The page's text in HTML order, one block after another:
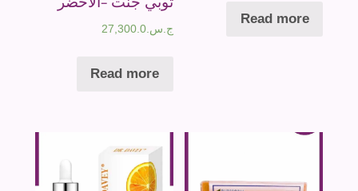
Read more
ج.س.27,300.0
Read more